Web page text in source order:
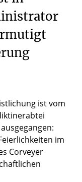
ist vom
im
Corveyer